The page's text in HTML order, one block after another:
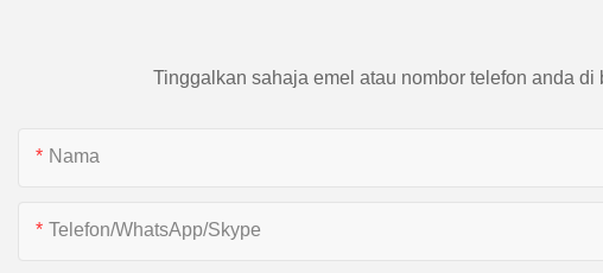
Tinggalkan sahaja emel atau nombor telefon anda
Nama
Telefon/WhatsApp/Skype